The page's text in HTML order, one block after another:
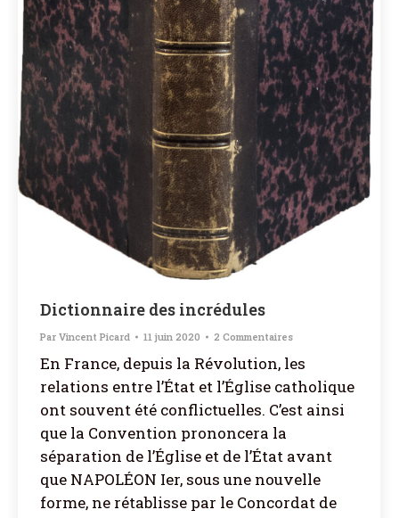
Dictionnaire des incrédules
Par Vincent Picard 11 juin 2020 2 Commentaires
En France, depuis la Révolution, les
relations entre l’État et l’Église catholique
ont souvent été conflictuelles. C’est ainsi
que la Convention prononcera la
séparation de l’Église et de l’État avant
que NAPOLÉON Ier, sous une nouvelle
forme, ne rétablisse par le Concordat de